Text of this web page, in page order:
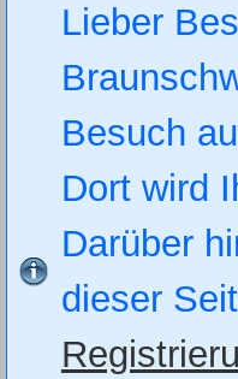
Lieber
Besuch
Dort wird
Darüber
dieser